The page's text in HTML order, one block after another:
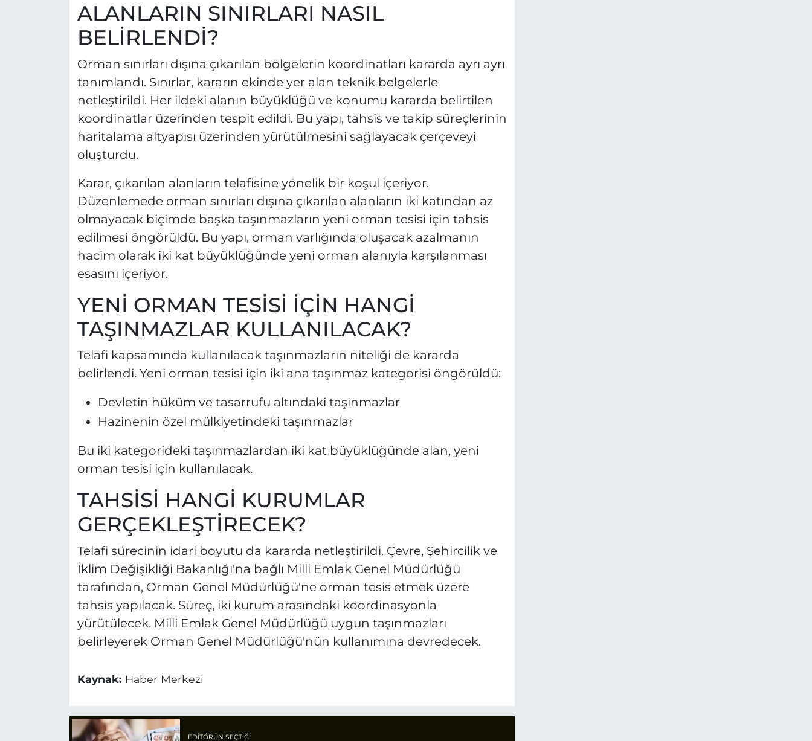
ALANLARIN SINIRLARI NASIL
BELİRLENDİ?
Orman sınırları dışına çıkarılan bölgelerin koordinatları kararda ayrı ayrı
tanımlandı. Sınırlar, kararın ekinde yer alan teknik belgelerle
netleştirildi. Her ildeki alanın büyüklüğü ve konumu kararda belirtilen
koordinatlar üzerinden tespit edildi. Bu yapı, tahsis ve takip süreçlerinin
haritalama altyapısı üzerinden yürütülmesini sağlayacak çerçeveyi
oluşturdu.
Karar, çıkarılan alanların telafisine yönelik bir koşul içeriyor.
Düzenlemede orman sınırları dışına çıkarılan alanların iki katından az
olmayacak biçimde başka taşınmazların yeni orman tesisi için tahsis
edilmesi öngörüldü. Bu yapı, orman varlığında oluşacak azalmanın
hacim olarak iki kat büyüklüğünde yeni orman alanıyla karşılanması
esasını içeriyor.
YENİ ORMAN TESİSİ İÇİN HANGİ
TAŞINMAZLAR KULLANILACAK?
Telafi kapsamında kullanılacak taşınmazların niteliği de kararda
belirlendi. Yeni orman tesisi için iki ana taşınmaz kategorisi öngörüldü:
Devletin hüküm ve tasarrufu altındaki taşınmazlar
Hazinenin özel mülkiyetindeki taşınmazlar
Bu iki kategorideki taşınmazlardan iki kat büyüklüğünde alan, yeni
orman tesisi için kullanılacak.
TAHSİSİ HANGİ KURUMLAR
GERÇEKLEŞTİRECEK?
Telafi sürecinin idari boyutu da kararda netleştirildi. Çevre, Şehircilik ve
İklim Değişikliği Bakanlığı'na bağlı Milli Emlak Genel Müdürlüğü
tarafından, Orman Genel Müdürlüğü'ne orman tesis etmek üzere
tahsis yapılacak. Süreç, iki kurum arasındaki koordinasyonla
yürütülecek. Milli Emlak Genel Müdürlüğü uygun taşınmazları
belirleyerek Orman Genel Müdürlüğü'nün kullanımına devredecek.
Kaynak: Haber Merkezi
EDITÖRÜN SEÇTIĞI